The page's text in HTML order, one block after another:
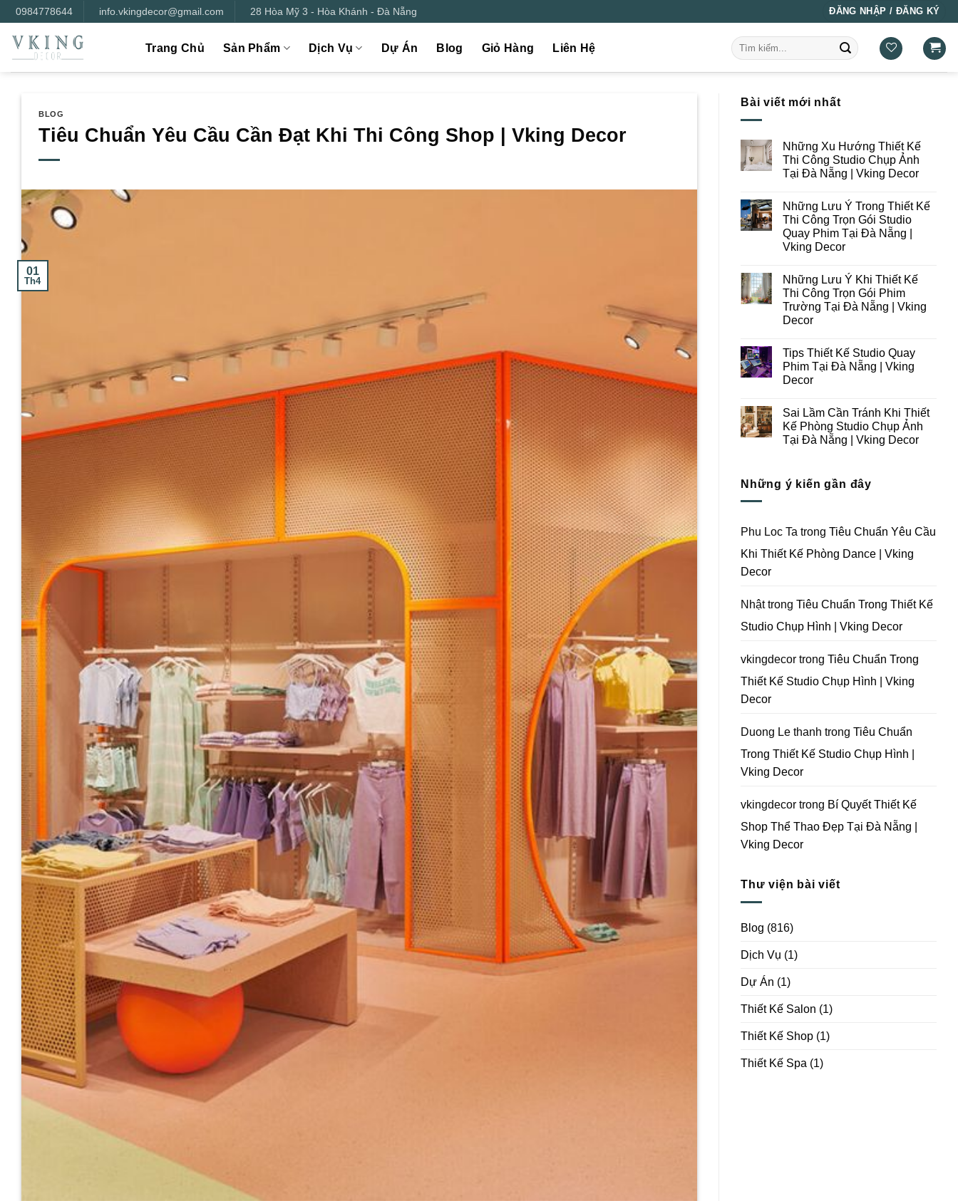
qua
nội
dung
0984778644 info.vkingdecor@gmail.com 28 Hòa Mỹ 3 - Hòa Khánh - Đà Nẵng ĐĂNG NHẬP / ĐĂNG KÝ
Trang Chủ Sản Phẩm Dịch Vụ Dự Án Blog Giỏ Hàng Liên Hệ
Tìm
kiếm:
BLOG
Tiêu Chuẩn Yêu Cầu Cần Đạt Khi Thi Công Shop | Vking Decor
01
Th4
Bài viết mới nhất
Những Xu Hướng Thiết Kế
Thi Công Studio Chụp Ảnh
Tại Đà Nẵng | Vking Decor
bình
luận
ở
Những
Xu
Hướng
Thi
Công
Studio
Chụp
Ảnh
Tại
Vking
Decor
Những Lưu Ý Trong Thiết Kế
Thi Công Trọn Gói Studio
Quay Phim Tại Đà Nẵng |
Vking Decor
bình
luận
ở
Những
Lưu
Ý
Kế
Thi
Công
Trọn
Quay
Phim
Tại
Đà
Nẵng
Những Lưu Ý Khi Thiết Kế
Thi Công Trọn Gói Phim
Trường Tại Đà Nẵng | Vking
Decor
bình
luận
ở
Những
Khi
Thiết
Kế
Thi
Công
Trường
Tại
Vking
Decor
Tips Thiết Kế Studio Quay
Phim Tại Đà Nẵng | Vking
Decor
bình
luận
ở
Tips
Quay
Phim
Vking
Sai Lầm Cần Tránh Khi Thiết
Kế Phòng Studio Chụp Ảnh
Tại Đà Nẵng | Vking Decor
luận
ở
Tránh
Khi
Kế
Tại
Đà
Nẵng
|
Những ý kiến gần đây
Phu Loc Ta trong Tiêu Chuẩn Yêu Cầu
Khi Thiết Kế Phòng Dance | Vking
Decor
Nhậttrong Tiêu Chuẩn Trong Thiết Kế
Studio Chụp Hình | Vking Decor
vkingdecor trong Tiêu Chuẩn Trong
Thiết Kế Studio Chụp Hình | Vking
Decor
Duong Le thanh trong Tiêu Chuẩn
Trong Thiết Kế Studio Chụp Hình |
Vking Decor
vkingdecor trong Bí Quyết Thiết Kế
Shop Thể Thao Đẹp Tại Đà Nẵng |
Vking Decor
Thư viện bài viết
Blog (816)
Dịch Vụ (1)
Dự Án (1)
Thiết Kế Salon (1)
Thiết Kế Shop (1)
Thiết Kế Spa (1)